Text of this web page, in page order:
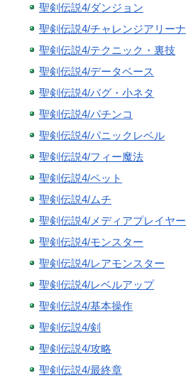
聖剣伝説4/ダンジョン
聖剣伝説4/チャレンジアリーナ
聖剣伝説4/テクニック・裏技
聖剣伝説4/データベース
聖剣伝説4/バグ・小ネタ
聖剣伝説4/パチンコ
聖剣伝説4/パニックレベル
聖剣伝説4/フィー魔法
聖剣伝説4/ペット
聖剣伝説4/ムチ
聖剣伝説4/メディアプレイヤー
聖剣伝説4/モンスター
聖剣伝説4/レアモンスター
聖剣伝説4/レベルアップ
聖剣伝説4/基本操作
聖剣伝説4/剣
聖剣伝説4/攻略
聖剣伝説4/最終章